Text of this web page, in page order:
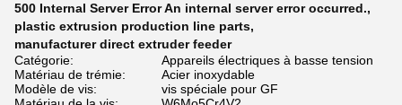
500 Internal Server Error An internal server error occurred.,
plastic extrusion production line parts,
manufacturer direct extruder feeder
Catégorie:
Appareils électriques à basse tension
Matériau de trémie:
Acier inoxydable
Modèle de vis:
vis spéciale pour GF